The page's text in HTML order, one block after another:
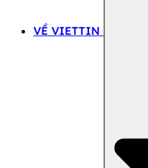
VỀ VIETTIN